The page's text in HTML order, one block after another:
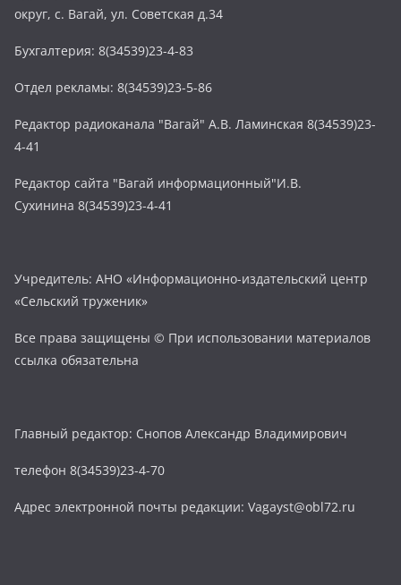
округ, с. Вагай, ул. Советская д.34
Бухгалтерия: 8(34539)23-4-83
Отдел рекламы: 8(34539)23-5-86
Редактор радиоканала "Вагай" А.В. Ламинская 8(34539)23-
4-41
Редактор сайта "Вагай информационный"И.В.
Сухинина 8(34539)23-4-41
Учредитель: АНО «Информационно-издательский центр
«Сельский труженик»
Все права защищены © При использовании материалов
ссылка обязательна
Главный редактор: Снопов Александр Владимирович
телефон 8(34539)23-4-70
Адрес электронной почты редакции: Vagayst@obl72.ru